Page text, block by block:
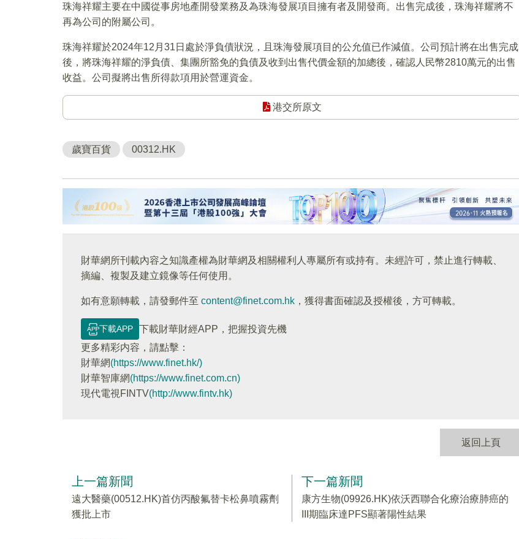
珠海祥耀主要在中國從事房地產開發業務及為珠海發展項目擁有者及開發商。出售完成後，珠海祥耀將不
再為公司的附屬公司。
珠海祥耀於2024年12月31日處於淨負債狀況，且珠海發展項目的公允值已作減值。公司預計將在出售完成
後，將珠海祥耀的淨負債、集團所豁免的負債及收到出售代價金額的加總後，確認人民幣2810萬元的出售
收益。公司擬將出售所得款項用於營運資金。
港交所原文
歲寶百貨 00312.HK
財華網所刊載內容之知識產權為財華網及相關權利人專屬所有或持有。未經許可，禁止進行轉載、
摘編、複製及建立鏡像等任何使用。
如有意願轉載，請發郵件至 content@finet.com.hk ，獲得書面確認及授權後，方可轉載。
下載APP
下載財華財經APP，把握投資先機
更多精彩内容，請點擊：
財華網(https://www.finet.hk/)
財華智庫網(https://www.finet.com.cn)
現代電視FINTV(http://www.fintv.hk)
返回上頁
上一篇新聞
遠大醫藥(00512.HK)首仿丙酸氟替卡松鼻噴霧劑
獲批上市
下一篇新聞
康方生物(09926.HK)依沃西聯合化療治療肺癌的
III期臨床達PFS顯著陽性結果